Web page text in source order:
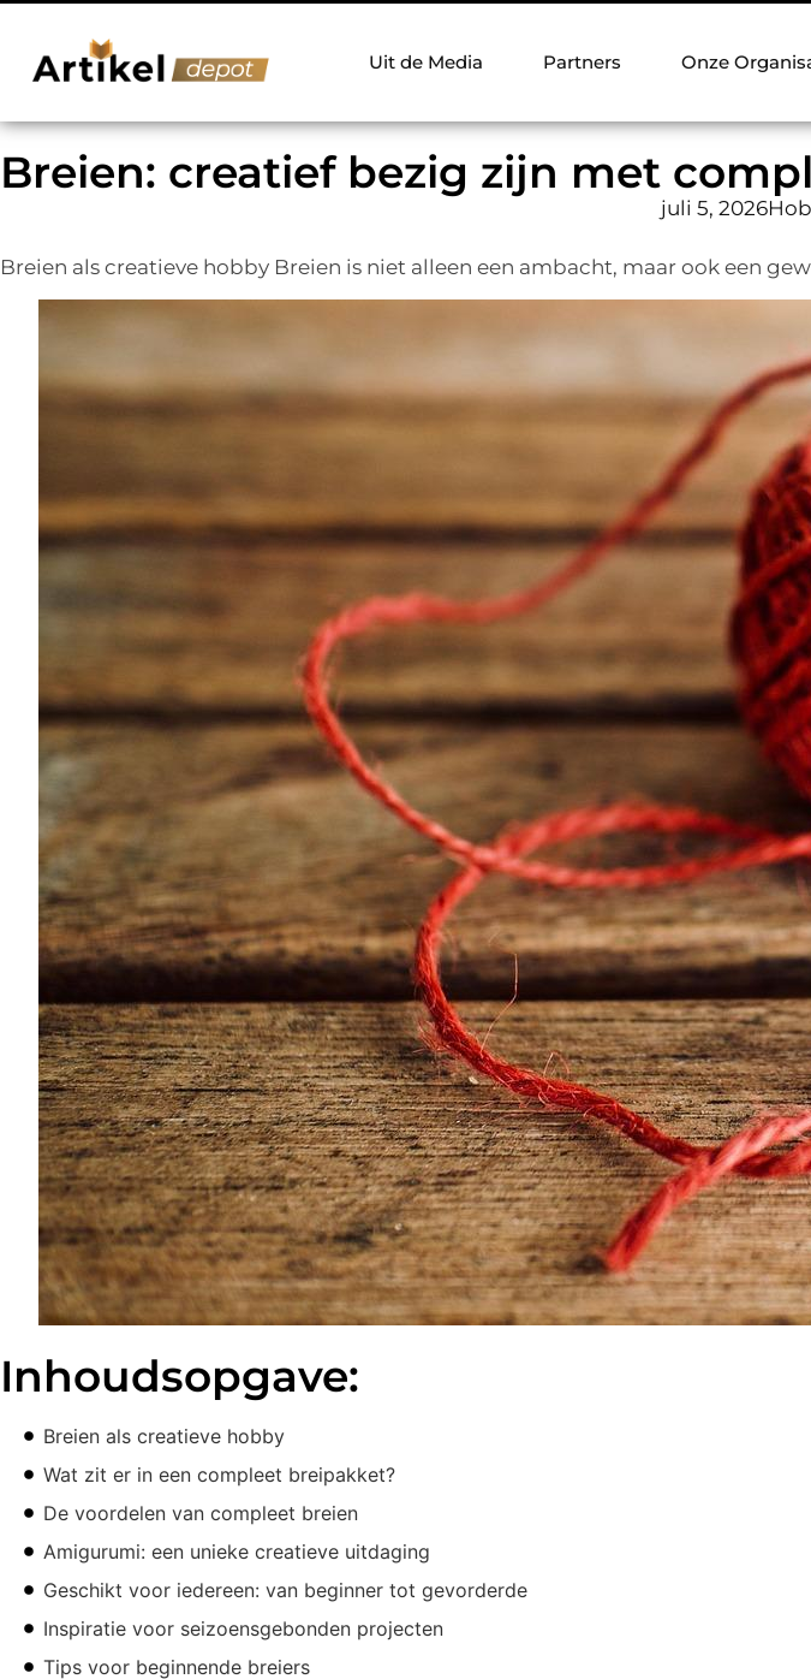
Uit de Media Partners Onze
Breien: creatief bezig zijn met
juli 5, 2026
Breien als creatieve hobby Breien is niet alleen een ambacht, maar ook een
Inhoudsopgave:
Breien als creatieve hobby
Wat zit er in een compleet breipakket?
De voordelen van compleet breien
Amigurumi: een unieke creatieve uitdaging
Geschikt voor iedereen: van beginner tot gevorderde
Inspiratie voor seizoensgebonden projecten
Tips voor beginnende breiers